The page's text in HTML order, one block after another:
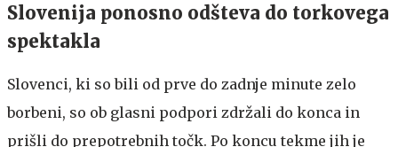
Slovenija ponosno odšteva do torkovega
spektakla
Slovenci, ki so bili od prve do zadnje minute zelo
borbeni, so ob glasni podpori zdržali do konca in
prišli do prepotrebnih točk. Po koncu tekme jih je